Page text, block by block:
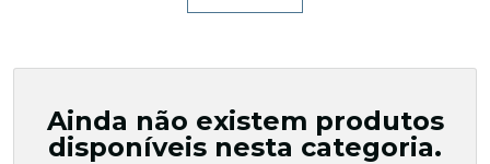
Ainda não existem produtos
disponíveis nesta categoria.